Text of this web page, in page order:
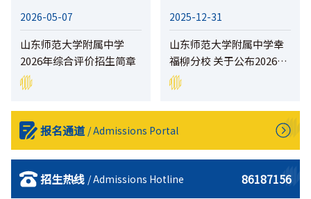
2026-05-07
山东师范大学附属中学
2026年综合评价招生简章
2025-12-31
山东师范大学附属中学幸
福柳分校 关于公布2026年
中考等级科目要求等 有关
情况的公示
报名通道 / Admissions Portal
招生热线 / Admissions Hotline 86187156